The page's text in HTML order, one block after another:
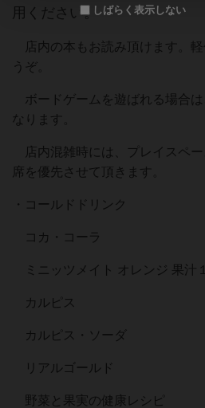
用ください。
店内の本もお読み頂けます。
うぞ。
ボードゲームを遊ばれる場合は
なります。
店内混雑時には、プレイスペ
席を優先させて頂きます。
・コールドドリンク
コカ・コーラ
ミニッツメイト オレンジ 果汁
カルピス
カルピス・ソーダ
リアルゴールド
野菜と果実の健康レシピ
しばらく表示しない